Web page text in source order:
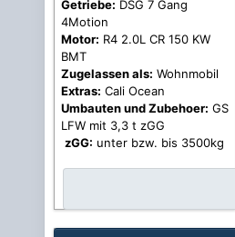
Getriebe: DSG 7 Gang
4Motion
Motor: R4 2.0L CR 150 KW
BMT
Zugelassen als: Wohnmobil
Extras: Cali Ocean
Umbauten und Zubehoer: GS
LFW mit 3,3 t zGG
zGG: unter bzw. bis 3500kg